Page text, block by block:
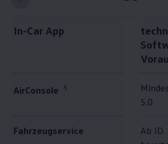
In-Car App
AirConsole 5
5.0
Fahrzeugservice
Ab